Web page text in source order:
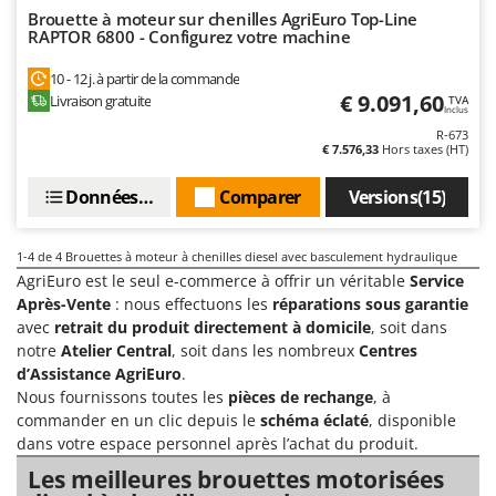
Groupes électrogènes
Gyrobroyeurs à lame pour tracteur
H
Haches - Cognées et Hachettes
Herses à Dents
Herses Rotatives
L
Lames à neige
Lames niveleuses pour tracteur
Lave-vitres
Lieuses électriques pour vignes
M
Machines à pâtes
E
EcoFlow
Edilmark
Effeuno
Enotecnica Pillan
Eschenfelder
EuroMech
Eurosystems
F
FAC
Fama Industrie
Famag
Brouette à moteur sur chenilles AgriEuro Top-Line
RAPTOR 6800 - Configurez votre machine
10 - 12 j. à partir de la commande
Livraison gratuite
€ 9.091,60 TVA
Inclus
R-673
€ 7.576,33 Hors taxes (HT)
Versions(15)
Comparer
Données techniques
1-4 de 4 Brouettes à moteur à chenilles diesel avec basculement hydraulique
AgriEuro est le seul e-commerce à offrir un véritable Service
Après-Vente : nous effectuons les réparations sous garantie
avec retrait du produit directement à domicile, soit dans
notre Atelier Central, soit dans les nombreux Centres
d’Assistance AgriEuro.
Nous fournissons toutes les pièces de rechange, à
commander en un clic depuis le schéma éclaté, disponible
dans votre espace personnel après l’achat du produit.
Les meilleures brouettes motorisées